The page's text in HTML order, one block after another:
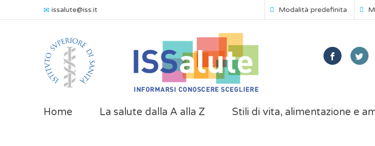
issalute@iss.it Modalità predefinita
Home La salute dalla A alla Z Stili di vita, alimentazione e